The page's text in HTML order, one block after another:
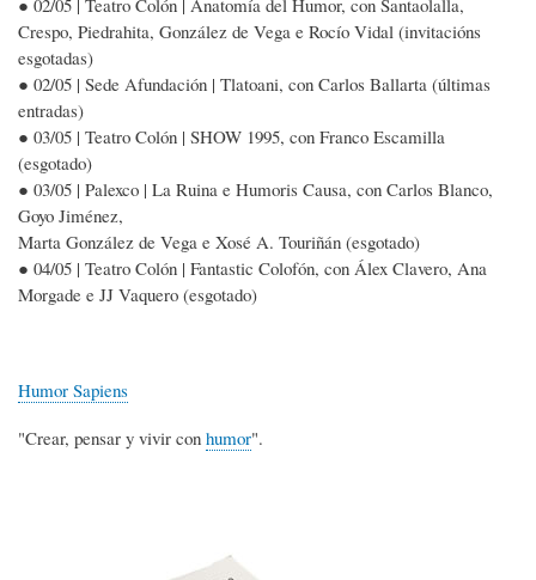
Crespo, Piedrahita, González de Vega e Rocío Vidal (invitacións
esgotadas)
● 02/05 | Sede Afundación | Tlatoani, con Carlos Ballarta (últimas
entradas)
● 03/05 | Teatro Colón | SHOW 1995, con Franco Escamilla
(esgotado)
● 03/05 | Palexco | La Ruina e Humoris Causa, con Carlos Blanco,
Goyo Jiménez,
Marta González de Vega e Xosé A. Touriñán (esgotado)
● 04/05 | Teatro Colón | Fantastic Colofón, con Álex Clavero, Ana
Morgade e JJ Vaquero (esgotado)
Humor Sapiens
"Crear, pensar y vivir con humor".